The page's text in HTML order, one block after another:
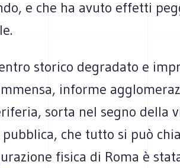
e che ha avuto effetti
storico degradato e
informe
sorta nel segno della
che tutto si può
fisica di Roma è